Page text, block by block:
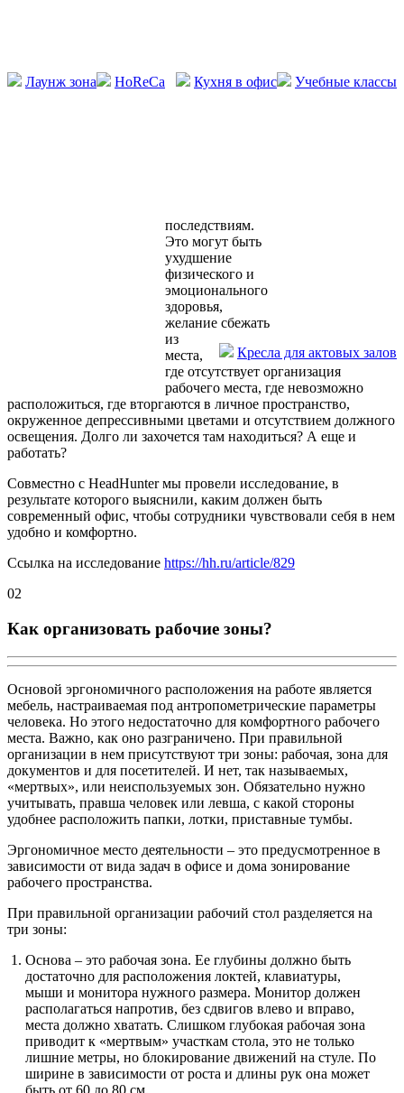
Учебные классы
Лаунж зона Кухня в офис
HoReCa
Кресла для актовых залов
последствиям.
Это могут быть
ухудшение
физического и
эмоционального
здоровья,
желание сбежать
из
места,
где отсутствует организация
рабочего места, где невозможно
расположиться, где вторгаются в личное пространство,
окруженное депрессивными цветами и отсутствием должного
освещения. Долго ли захочется там находиться? А еще и
работать?
Совместно с HeadHunter мы провели исследование, в
результате которого выяснили, каким должен быть
современный офис, чтобы сотрудники чувствовали себя в нем
удобно и комфортно.
Ссылка на исследование https://hh.ru/article/829
02
Как организовать рабочие зоны?
Основой эргономичного расположения на работе является
мебель, настраиваемая под антропометрические параметры
человека. Но этого недостаточно для комфортного рабочего
места. Важно, как оно разграничено. При правильной
организации в нем присутствуют три зоны: рабочая, зона для
документов и для посетителей. И нет, так называемых,
«мертвых», или неиспользуемых зон. Обязательно нужно
учитывать, правша человек или левша, с какой стороны
удобнее расположить папки, лотки, приставные тумбы.
Эргономичное место деятельности – это предусмотренное в
зависимости от вида задач в офисе и дома зонирование
рабочего пространства.
При правильной организации рабочий стол разделяется на
три зоны:
Основа – это рабочая зона. Ее глубины должно быть
достаточно для расположения локтей, клавиатуры,
мыши и монитора нужного размера. Монитор должен
располагаться напротив, без сдвигов влево и вправо,
места должно хватать. Слишком глубокая рабочая зона
приводит к «мертвым» участкам стола, это не только
лишние метры, но блокирование движений на стуле. По
ширине в зависимости от роста и длины рук она может
быть от 60 до 80 см.